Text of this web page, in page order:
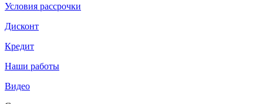
Условия рассрочки
Дисконт
Кредит
Наши работы
Видео